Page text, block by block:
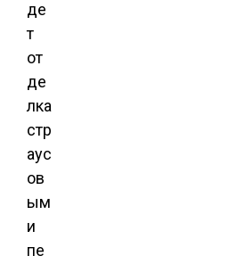
де
т
от
де
лка
стр
аус
ов
ым
и
пе